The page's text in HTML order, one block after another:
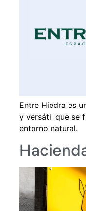
Entre Hiedra es
y versátil que se
entorno natural.